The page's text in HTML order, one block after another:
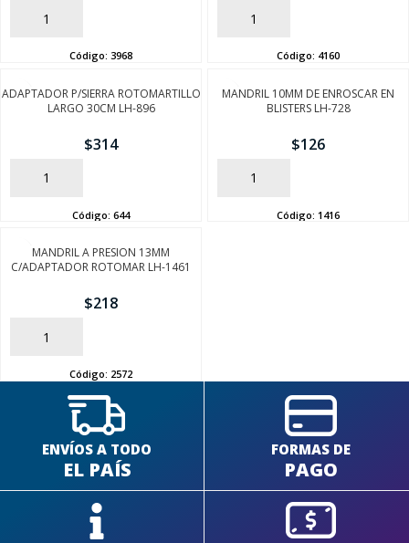
AÑADIR
Código: 3968
AÑADIR
Código: 4160
ADAPTADOR P/SIERRA ROTOMARTILLO
LARGO 30CM LH-896
$314
AÑADIR
Código: 644
MANDRIL 10MM DE ENROSCAR EN
BLISTERS LH-728
$126
AÑADIR
Código: 1416
MANDRIL A PRESION 13MM
C/ADAPTADOR ROTOMAR LH-1461
$218
AÑADIR
Código: 2572
ENVÍOS A TODO
EL PAÍS
FORMAS DE
PAGO